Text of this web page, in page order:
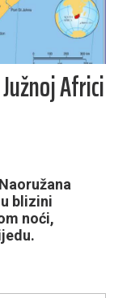
Africi
blizini
noći,